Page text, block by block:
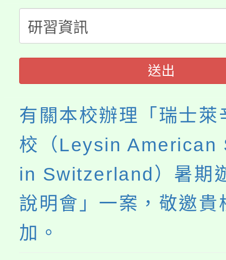
半價優惠，詳情可洽有
者。
份教師增能研習
大溪自造教育及科技中
淨零綠生活教案入校路
送出
有關本校辦理「瑞士萊
校（Leysin American
in Switzerland）暑期
說明會」一案，敬邀貴
加。